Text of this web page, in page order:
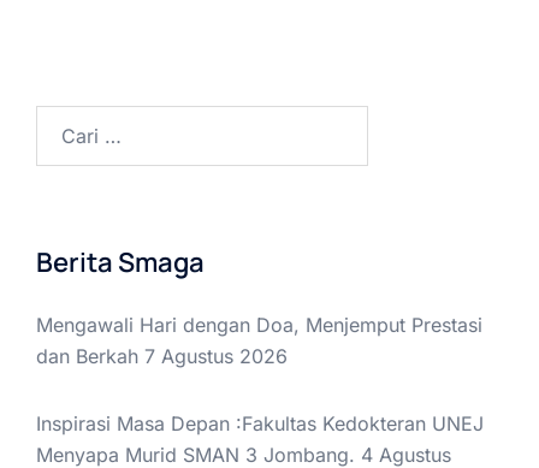
untuk:
Berita Smaga
Mengawali Hari dengan Doa, Menjemput Prestasi
dan Berkah 7 Agustus 2026
Inspirasi Masa Depan :Fakultas Kedokteran UNEJ
Menyapa Murid SMAN 3 Jombang. 4 Agustus